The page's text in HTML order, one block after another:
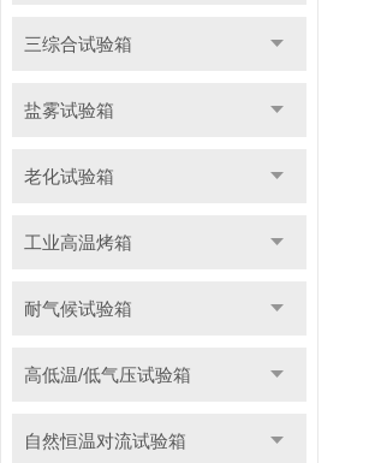
三综合试验箱
盐雾试验箱
老化试验箱
工业高温烤箱
耐气候试验箱
高低温/低气压试验箱
自然恒温对流试验箱